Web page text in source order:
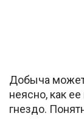
Добыча может
неясно, как
гнездо.